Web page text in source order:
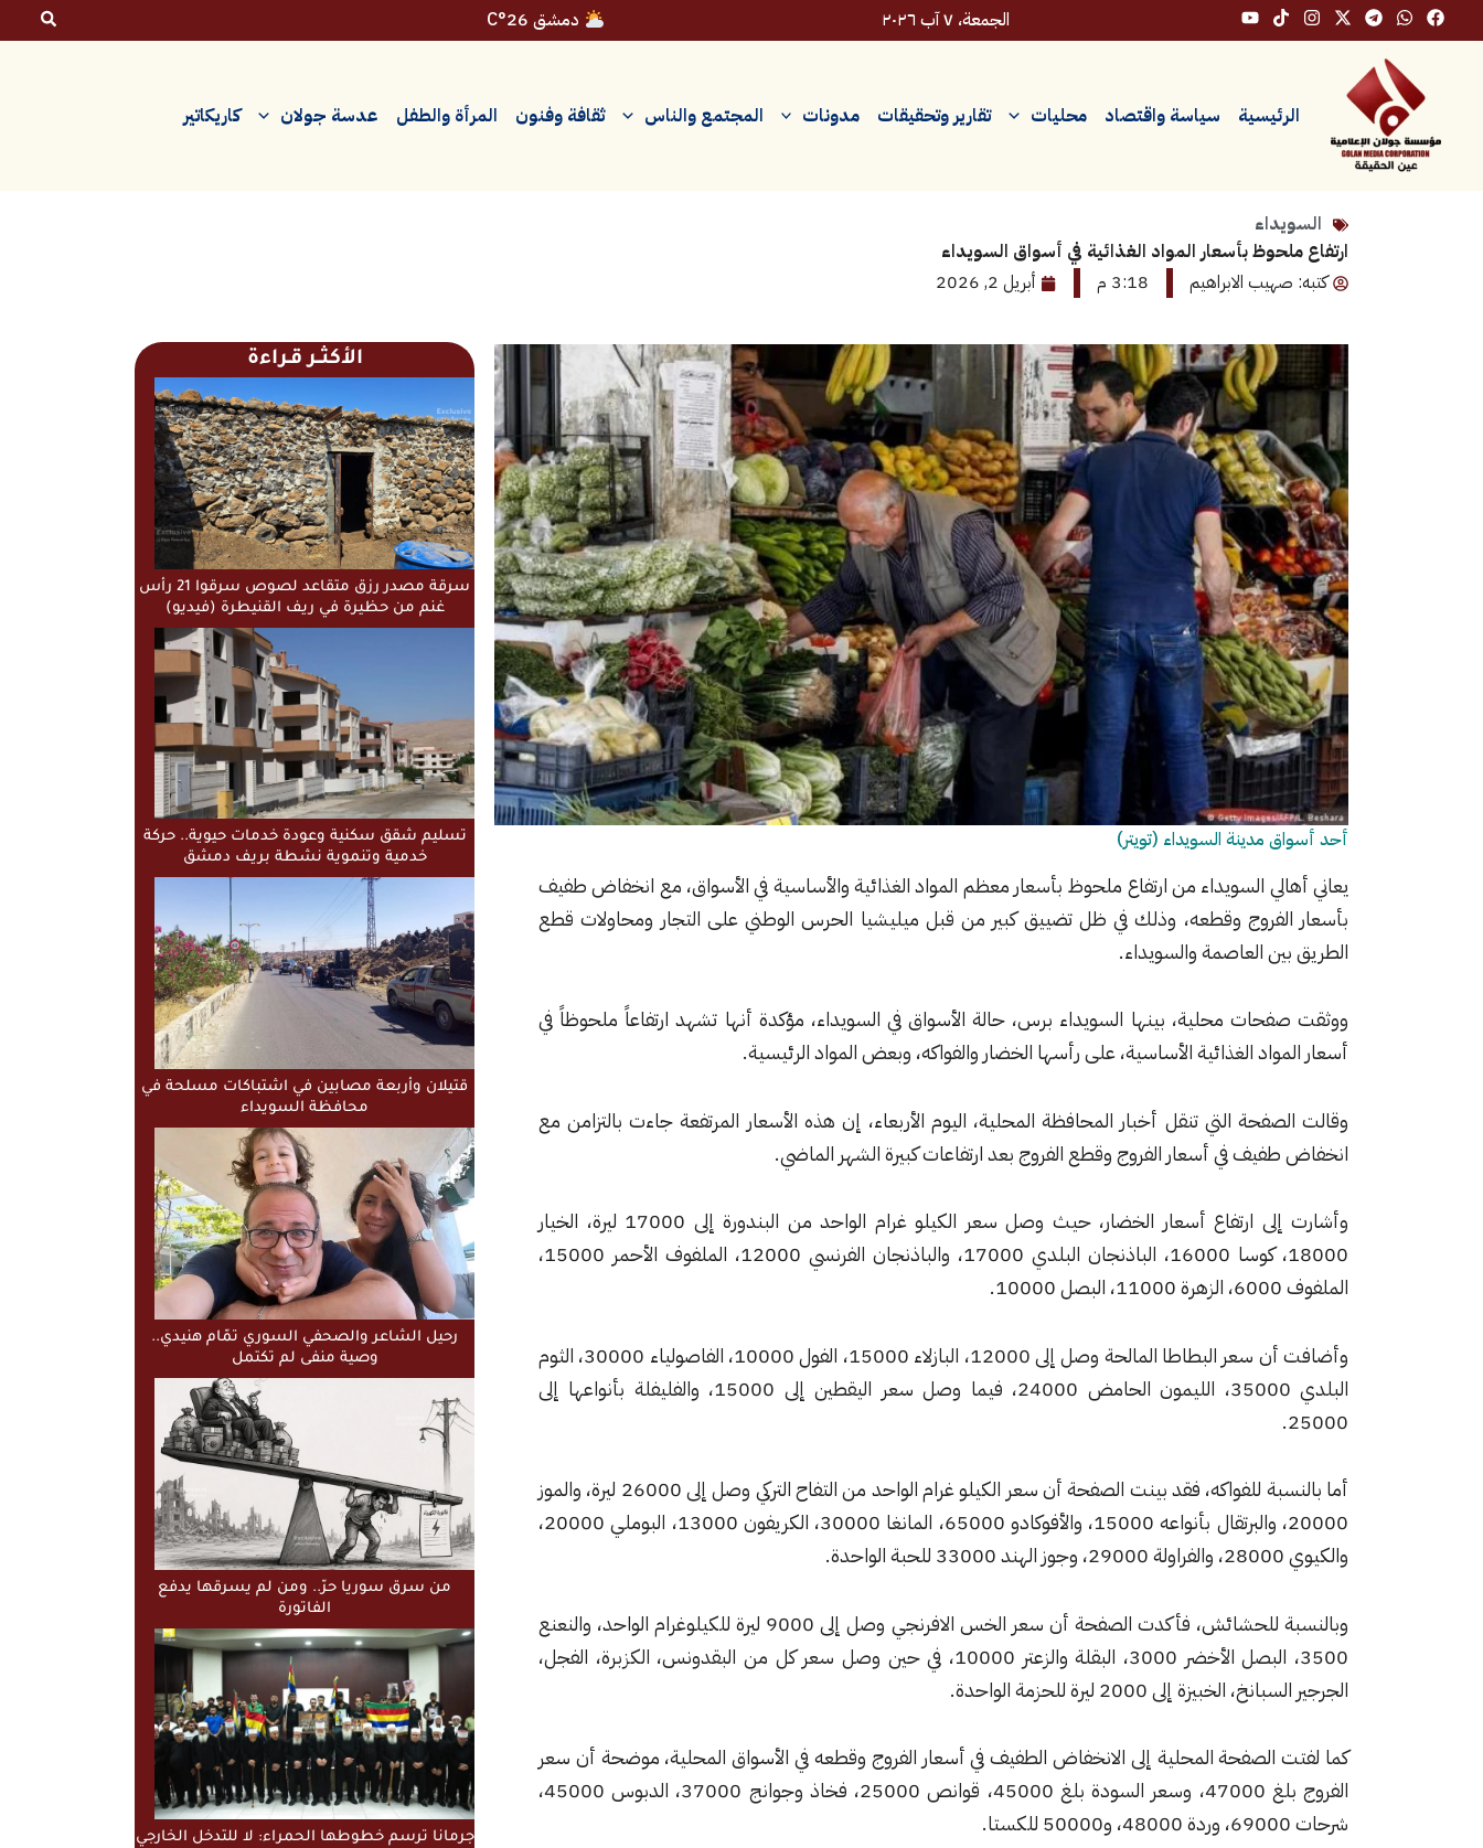
تخطي
إلى
الجمعة، ٧ آب ٢٠٢٦ دمشق 26°C
الرئيسية سياسة واقتصاد محليات تقارير وتحقيقات مدونات المجتمع والناس ثقافة وفنون المرأة والطفل عدسة جولان كاريكاتير
السويداء
ارتفاع ملحوظ بأسعار المواد الغذائية في أسواق السويداء
كتبه: صهيب الابراهيم
3:18 م أبريل 2, 2026
أحد أسواق مدينة السويداء (تويتر)
يعاني أهالي السويداء من ارتفاع ملحوظ بأسعار معظم المواد الغذائية والأساسية في الأسواق، مع انخفاض طفيف
بأسعار الفروج وقطعه، وذلك في ظل تضييق كبير من قبل ميليشيا الحرس الوطني على التجار ومحاولات قطع
الطريق بين العاصمة والسويداء.
ووثقت صفحات محلية، بينها السويداء برس، حالة الأسواق في السويداء، مؤكدة أنها تشهد ارتفاعاً ملحوظاً في
أسعار المواد الغذائية الأساسية، على رأسها الخضار والفواكه، وبعض المواد الرئيسية.
وقالت الصفحة التي تنقل أخبار المحافظة المحلية، اليوم الأربعاء، إن هذه الأسعار المرتفعة جاءت بالتزامن مع
انخفاض طفيف في أسعار الفروج وقطع الفروج بعد ارتفاعات كبيرة الشهر الماضي.
وأشارت إلى ارتفاع أسعار الخضار، حيث وصل سعر الكيلو غرام الواحد من البندورة إلى 17000 ليرة، الخيار
18000، كوسا 16000، الباذنجان البلدي 17000، والباذنجان الفرنسي 12000، الملفوف الأحمر 15000،
الملفوف 6000، الزهرة 11000، البصل 10000.
وأضافت أن سعر البطاطا المالحة وصل إلى 12000، البازلاء 15000، الفول 10000، الفاصولياء 30000، الثوم
البلدي 35000، الليمون الحامض 24000، فيما وصل سعر اليقطين إلى 15000، والفليفلة بأنواعها إلى
25000.
أما بالنسبة للفواكه، فقد بينت الصفحة أن سعر الكيلو غرام الواحد من التفاح التركي وصل إلى 26000 ليرة، والموز
20000، والبرتقال بأنواعه 15000، والأفوكادو 65000، المانغا 30000، الكريفون 13000، البوملي 20000،
والكيوي 28000، والفراولة 29000، وجوز الهند 33000 للحبة الواحدة.
وبالنسبة للحشائش، فأكدت الصفحة أن سعر الخس الافرنجي وصل إلى 9000 ليرة للكيلوغرام الواحد، والنعنع
3500، البصل الأخضر 3000، البقلة والزعتر 10000، في حين وصل سعر كل من البقدونس، الكزبرة، الفجل،
الجرجير السبانخ، الخبيزة إلى 2000 ليرة للحزمة الواحدة.
كما لفتت الصفحة المحلية إلى الانخفاض الطفيف في أسعار الفروج وقطعه في الأسواق المحلية، موضحة أن سعر
الفروج بلغ 47000، وسعر السودة بلغ 45000، قوانص 25000، فخاذ وجوانج 37000، الدبوس 45000،
شرحات 69000، وردة 48000، و50000 للكستا.
الأكثــر قـراءة
سرقة مصدر رزق متقاعد لصوص سرقوا 21 رأس
غنم من حظيرة في ريف القنيطرة (فيديو)
تسليم شقق سكنية وعودة خدمات حيوية.. حركة
خدمية وتنموية نشطة بريف دمشق
قتيلان وأربعة مصابين في اشتباكات مسلحة في
محافظة السويداء
رحيل الشاعر والصحفي السوري تمّام هنيدي..
وصية منفى لم تكتمل
من سرق سوريا حرّ.. ومن لم يسرقها يدفع
الفاتورة
جرمانا ترسم خطوطها الحمراء: لا للتدخل الخارجي